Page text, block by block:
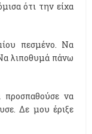
ότι την είχα
πεσμένο. Να
λιποθυμά πάνω
να
Δε μου έριξε